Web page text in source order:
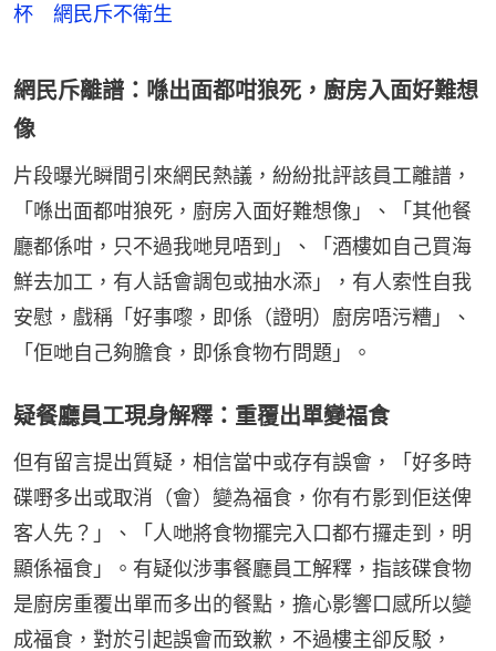
杯 網民斥不衛生
網民斥離譜：喺出面都咁狼死，廚房入面好難想
像
片段曝光瞬間引來網民熱議，紛紛批評該員工離譜，
「喺出面都咁狼死，廚房入面好難想像」、「其他餐
廳都係咁，只不過我哋見唔到」、「酒樓如自己買海
鮮去加工，有人話會調包或抽水添」，有人索性自我
安慰，戲稱「好事嚟，即係（證明）廚房唔污糟」、
「佢哋自己夠膽食，即係食物冇問題」。
疑餐廳員工現身解釋：重覆出單變福食
但有留言提出質疑，相信當中或存有誤會，「好多時
碟嘢多出或取消（會）變為福食，你有冇影到佢送俾
客人先？」、「人哋將食物擺完入口都冇攞走到，明
顯係福食」。有疑似涉事餐廳員工解釋，指該碟食物
是廚房重覆出單而多出的餐點，擔心影響口感所以變
成福食，對於引起誤會而致歉，不過樓主卻反駁，